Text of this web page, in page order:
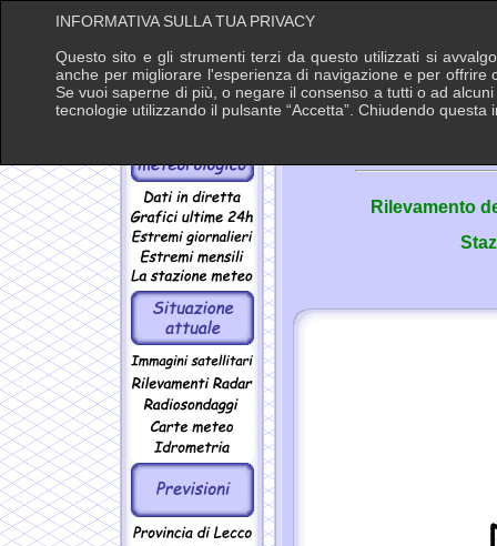
8Agosto
Ore 5:58
Rilevamento
INFORMATIVA SULLA TUA PRIVACY
Questo sito e gli strumenti terzi da questo utilizzati si
anche per migliorare l'esperienza di navigazione e per
Se vuoi saperne di più, o negare il consenso a tutti o ad
tecnologie utilizzando il pulsante “Accetta”. Chiudendo